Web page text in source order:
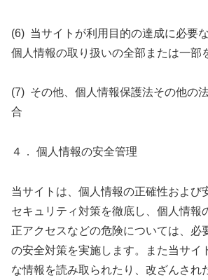
(6) 当サイトが利用目的の達成に必要
個人情報の取り扱いの全部または一部
(7) その他、個人情報保護法その他の
合
４． 個人情報の安全管理
当サイトは、個人情報の正確性および
セキュリティ対策を徹底し、個人情報
正アクセスなどの危険については、必
の安全対策を実施します。また当サイ
な情報を読み取られたり、改ざんされ